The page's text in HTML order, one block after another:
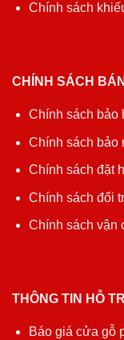
Chính sách
CHÍNH SÁCH
Chính sách bảo
Chính sách bảo
Chính sách đặt
Chính sách đổi
Chính sách vận
THÔNG TIN HỖ
Báo giá cửa gỗ